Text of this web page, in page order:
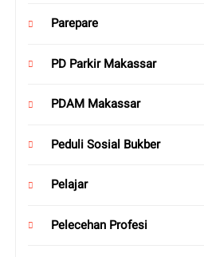
Parepare
PD Parkir Makassar
PDAM Makassar
Peduli Sosial Bukber
Pelajar
Pelecehan Profesi